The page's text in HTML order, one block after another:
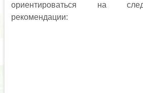
ориентироваться на
рекомендации: